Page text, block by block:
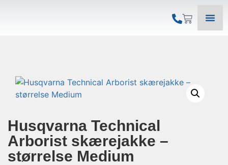
Husqvarna Technical
Arborist skærejakke –
størrelse Medium